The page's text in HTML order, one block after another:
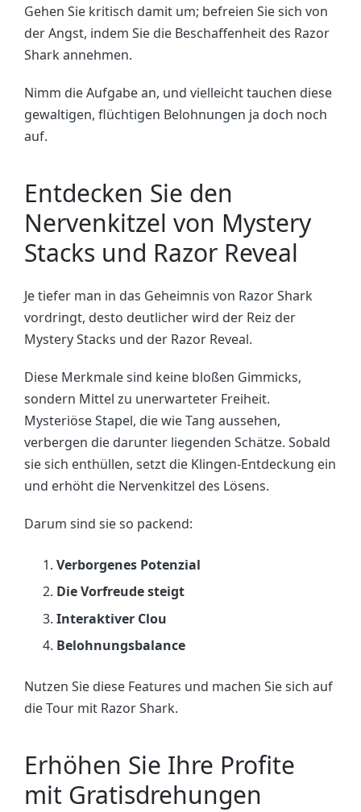
Gehen Sie kritisch damit um; befreien Sie sich von
der Angst, indem Sie die Beschaffenheit des Razor
Shark annehmen.
Nimm die Aufgabe an, und vielleicht tauchen diese
gewaltigen, flüchtigen Belohnungen ja doch noch
auf.
Entdecken Sie den
Nervenkitzel von Mystery
Stacks und Razor Reveal
Je tiefer man in das Geheimnis von Razor Shark
vordringt, desto deutlicher wird der Reiz der
Mystery Stacks und der Razor Reveal.
Diese Merkmale sind keine bloßen Gimmicks,
sondern Mittel zu unerwarteter Freiheit.
Mysteriöse Stapel, die wie Tang aussehen,
verbergen die darunter liegenden Schätze. Sobald
sie sich enthüllen, setzt die Klingen-Entdeckung ein
und erhöht die Nervenkitzel des Lösens.
Darum sind sie so packend:
Verborgenes Potenzial
Die Vorfreude steigt
Interaktiver Clou
Belohnungsbalance
Nutzen Sie diese Features und machen Sie sich auf
die Tour mit Razor Shark.
Erhöhen Sie Ihre Profite
mit Gratisdrehungen